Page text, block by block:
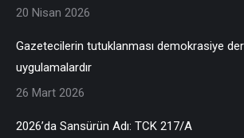
20 Nisan 2026
Gazetecilerin tutuklanması demokrasiye
uygulamalardır
26 Mart 2026
2026’da Sansürün Adı: TCK 217/A